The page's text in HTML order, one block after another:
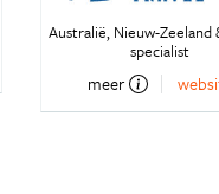
Australië, Nieuw-Zeeland
specialist
meer